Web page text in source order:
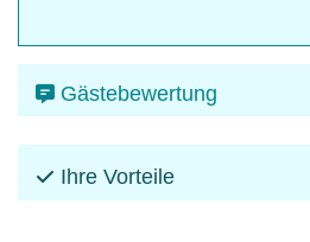
Gästebewertung
Ihre Vorteile